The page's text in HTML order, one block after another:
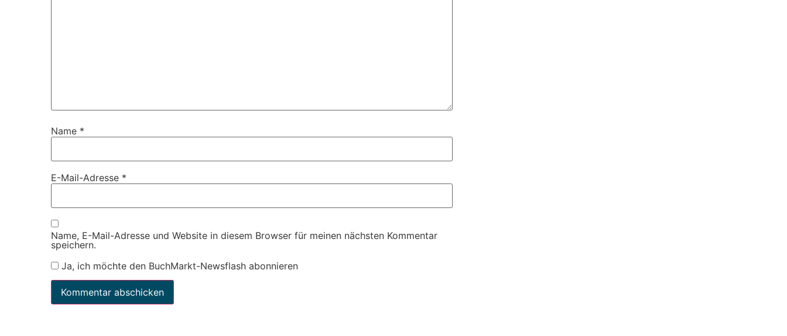
Name *
E-Mail-Adresse *
Name, E-Mail-Adresse und Website in diesem Browser für meinen nächsten Kommentar
speichern.
Ja, ich möchte den BuchMarkt-Newsflash abonnieren